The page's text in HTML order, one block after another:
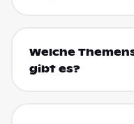
Welche
gibt es?